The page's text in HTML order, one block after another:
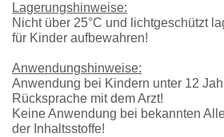
Lagerungshinweise:
Nicht über 25°C und lichtgeschützt
für Kinder aufbewahren!
Anwendungshinweise:
Anwendung bei Kindern unter 12
Rücksprache mit dem Arzt!
Keine Anwendung bei bekannten
der Inhaltsstoffe!